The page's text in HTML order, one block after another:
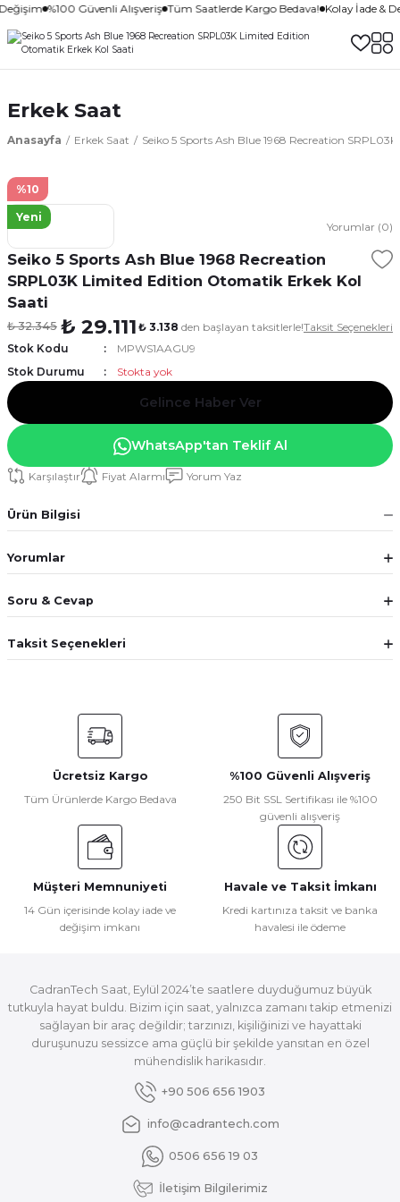
%100 Güvenli Alışveriş Tüm Saatlerde Kargo Bedava! Kolay İade &
Erkek Saat
Anasayfa Erkek Saat Seiko 5 Sports Ash Blue 1968 Recreation
%10
Yeni
Yorumlar (0)
Seiko 5 Sports Ash Blue 1968 Recreation
SRPL03K Limited Edition Otomatik Erkek Kol
Saati
₺ 32.345 ₺ 29.111 ₺ 3.138 den başlayan taksitlerle!Taksit Seçenekleri
Stok Kodu
MPWS1AAGU9
Stok Durumu
Stokta yok
Gelince Haber Ver
WhatsApp'tan Teklif Al
Karşılaştır Fiyat Alarmı Yorum Yaz
Ürün Bilgisi
Yorumlar
Soru & Cevap
Taksit Seçenekleri
Ücretsiz Kargo
Tüm Ürünlerde Kargo Bedava
%100 Güvenli Alışveriş
250 Bit SSL Sertifikası ile %100
güvenli alışveriş
Müşteri Memnuniyeti
14 Gün içerisinde kolay iade ve
değişim imkanı
Havale ve Taksit İmkanı
Kredi kartınıza taksit ve banka
havalesi ile ödeme
CadranTech Saat, Eylül 2024’te saatlere duyduğumuz büyük
tutkuyla hayat buldu. Bizim için saat, yalnızca zamanı takip etmenizi
sağlayan bir araç değildir; tarzınızı, kişiliğinizi ve hayattaki
duruşunuzu sessizce ama güçlü bir şekilde yansıtan en özel
mühendislik harikasıdır.
+90 506 656 1903
info@cadrantech.com
0506 656 19 03
İletişim Bilgilerimiz